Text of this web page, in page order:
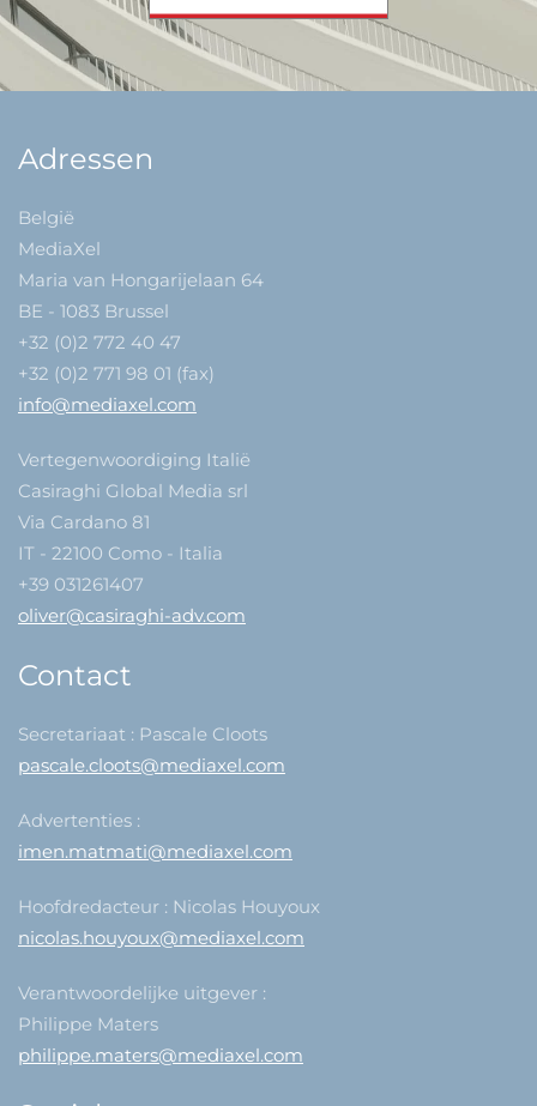
Adressen
België
MediaXel
Maria van Hongarijelaan 64
BE - 1083 Brussel
+32 (0)2 772 40 47
+32 (0)2 771 98 01 (fax)
info@mediaxel.com
Vertegenwoordiging Italië
Casiraghi Global Media srl
Via Cardano 81
IT - 22100 Como - Italia
+39 031261407
oliver@casiraghi-adv.com
Contact
Secretariaat : Pascale Cloots
pascale.cloots@mediaxel.com
Advertenties :
imen.matmati@mediaxel.com
Hoofdredacteur : Nicolas Houyoux
nicolas.houyoux@mediaxel.com
Verantwoordelijke uitgever :
Philippe Maters
philippe.maters@mediaxel.com